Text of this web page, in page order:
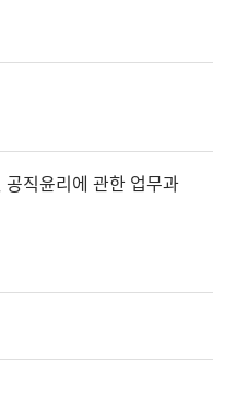
직윤리에 관한 업무과